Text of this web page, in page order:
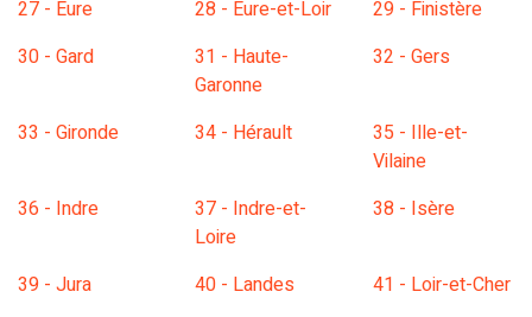
27 - Eure
28 - Eure-et-Loir
29 - Finistère
30 - Gard
31 - Haute-
Garonne
32 - Gers
33 - Gironde 34 - Hérault
35 - Ille-et-
Vilaine
36 - Indre
37 - Indre-et-
Loire
38 - Isère
39 - Jura 40 - Landes
41 - Loir-et-Cher